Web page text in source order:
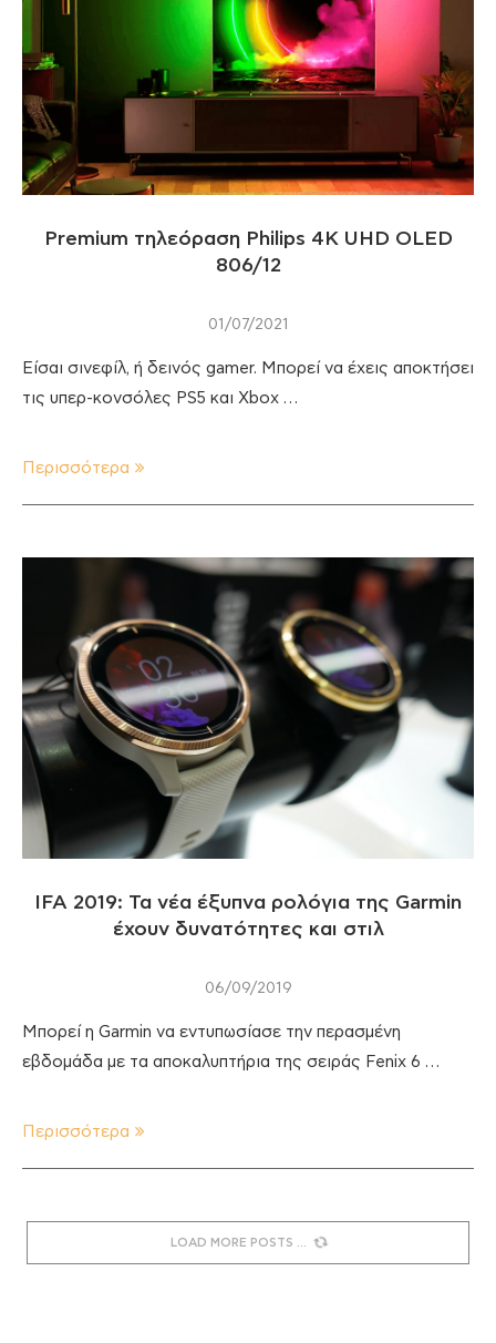
Premium τηλεόραση Philips 4K UHD OLED
806/12
01/07/2021
Είσαι σινεφίλ, ή δεινός gamer. Μπορεί να έχεις αποκτήσει
τις υπερ-κονσόλες PS5 και Xbox …
Περισσότερα
IFA 2019: Τα νέα έξυπνα ρολόγια της Garmin
έχουν δυνατότητες και στιλ
06/09/2019
Μπορεί η Garmin να εντυπωσίασε την περασμένη
εβδομάδα με τα αποκαλυπτήρια της σειράς Fenix 6 …
Περισσότερα
LOAD MORE POSTS